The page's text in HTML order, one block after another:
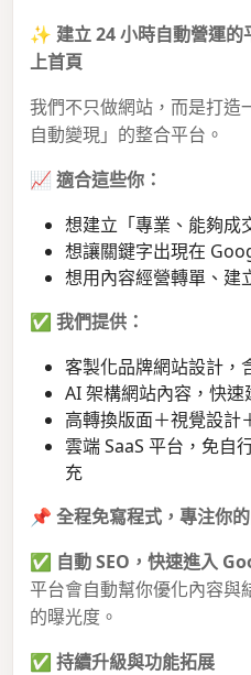
✨ 建立 24 小時自動營運
上首頁
我們不只做網站，而是打造
自動變現」的整合平台。
📈 適合這些你：
想建立「專業、能夠成
想讓關鍵字出現在
想用內容經營轉單、建
✅ 我們提供：
客製化品牌網站設計，
AI 架構網站內容，快速
高轉換版面＋視覺設計
雲端 SaaS 平台，免自
充
📌 全程免寫程式，專注你
✅ 自動 SEO，快速進入
平台會自動幫你優化內容
的曝光度。
✅ 持續升級與功能拓展